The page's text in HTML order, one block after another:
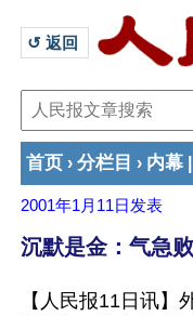
↺ 返回
首页 › 分栏目 › 内幕
2001年1月11日 发表
沉默是金：气急
【人民报11日讯】